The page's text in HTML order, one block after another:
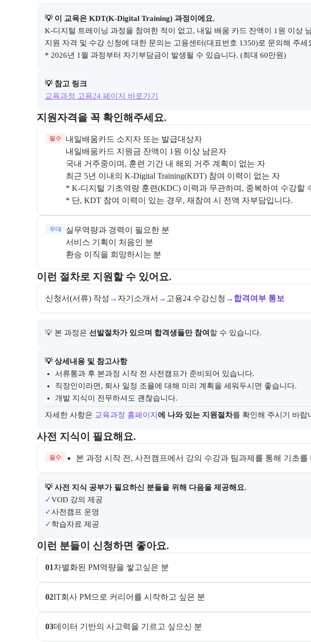
💡 이 교육은 KDT(K-Digital Training) 과정이에요.
K-디지털 트레이닝 과정을 참여한 적이 없고, 내일 배움 카드 잔액이 1원 이상
지원 자격 및 수강 신청에 대한 문의는 고용센터(대표번호 1350)로 문의해 주세
* 2026년 1월 과정부터 자기부담금이 발생될 수 있습니다. (최대 60만원)
💡 참고 링크
교육과정 고용24 페이지 바로가기
지원자격을 꼭 확인해주세요.
교육과정 지원 자격과 우대 사항을 각각 묶어서 안내한다.
필수
최근 5년 이내의 K-Digital Training(KDT) 참여 이력이 없는 자
* K-디지털 기초역량 훈련(KDC) 이력과 무관하며, 중복하여 수강할
* 단, KDT 참여 이력이 있는 경우, 재참여 시 전액 자부담입니다.
우대
환승 이직을 희망하시는 분
이런 절차로 지원할 수 있어요.
교육과정 지원 절차와 참여 조건, 상세 참고사항을 안내한다.
신청서(서류) 작성 → 자기소개서 → 고용24 수강신청 → 합격여부 통보
💡 본 과정은 선발절차가 있으며 합격생들만 참여 할 수 있습니다.
💡 상세내용 및 참고사항
아래에는 지원 절차의 상세 설명 및 참고 링크가 포함된다.
서류통과 후 본과정 시작 전 사전캠프가 준비되어 있습니다.
직장인이라면, 퇴사 일정 조율에 대해 미리 계획을 세워두시면 좋습니다.
개발 지식이 전무하셔도 괜찮습니다.
자세한 사항은 교육과정 홈페이지 에 나와 있는 지원절차를 확인해 주시기 바랍
사전 지식이 필요해요.
수강 전 준비하면 좋은 필수 및 권장 사전 지식과, 사전 학습 자료 제공 여부를
필수 본 과정 시작 전, 사전캠프에서 강의 수강과 팀과제를 통해 기초를
사전 지식 공부가 필요한 수강생을 위해 제공되는 자료 목록이다.
💡 사전 지식 공부가 필요하신 분들을 위해 다음을 제공해요.
✓VOD 강의 제공
✓사전캠프 운영
✓ 학습자료 제공
이런 분들이 신청하면 좋아요.
이 교육과정이 어떤 분들께 추천되는지 항목으로 안내한다. 더보기 버튼으로
01차별화된 PM역량을 쌓고싶은 분
02IT회사 PM으로 커리어를 시작하고 싶은 분
03데이터 기반의 사고력을 기르고 싶으신 분